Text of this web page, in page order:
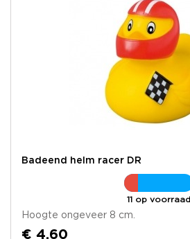
Badeend helm racer DR
11 op voorraad
Hoogte ongeveer 8 cm.
€ 4,60